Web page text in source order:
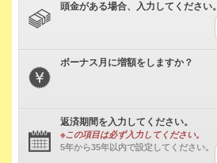
頭金がある場合、入力してください。
ボーナス月に増額をしますか？
返済期間を入力してください。
※この項目は必ず入力してください。
5年から35年以内で設定してください。